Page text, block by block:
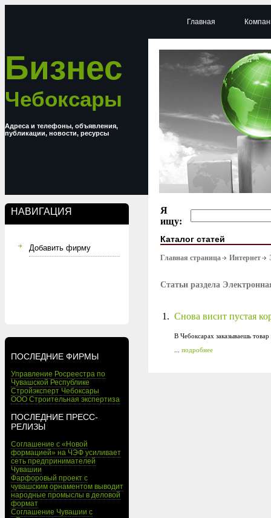
Бизнес
Чебоксары
Адреса и телефоны, объявления,
публикации, новости, ресурсы
НАВИГАЦИЯ
Добавить фирму
ПОСЛЕДНИЕ ФИРМЫ
Управление Росреестра по
Чувашской Республике
Стройэксперт Чебоксары
ООО Строительная экспертиза
ПОСЛЕДНИЕ ПРЕСС-
РЕЛИЗЫ
Соглашение с «Новой
формацией» на ЧЭФ усиливает
сеть предпринимателей
Чувашии
Фарфоровый проект с
чувашским орнаментом выводит
народные промыслы в деловой
формат
Соглашение Чувашии с
Главная
Я
ищу:
Каталог статей
Главная страница Интернет
Статьи раздела
1. Снова висит пустая
В Чебоксарах заказываешь
подробнее